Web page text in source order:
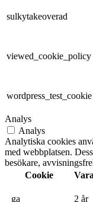
sulkytakeoverad
viewed_cookie_policy
wordpress_test_cookie
Analys
Analys
Analytiska cookies
med webbplatsen.
besökare,
Cookie
_ga 2 år